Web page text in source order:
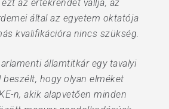
az értékrendet vallja, az
által az egyetem oktatója
kvalifikációra nincs szükség.
államtitkár egy tavalyi
hogy olyan elméket
n, akik alapvetően minden